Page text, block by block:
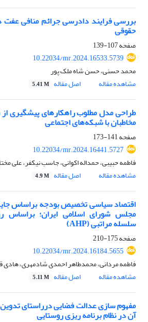
بررسی فرایند دادرسی جرائم منافی عفت
حقوقی
صفحه107-139
10.22034/mr.2024.16533.5739
محمد حسنی، حسن شاه ملک پور
مشاهده مقاله
اصل مقاله 5.41 M
طراحی مدل مطلوب راهکارهای پیشگیری
مخاطبان با شبکه‌های اجتماعی
صفحه141-173
10.22034/mr.2024.16441.5727
فاطمه حبیبی، حمداله اکوانی، جاسب نیکفر، علی
مشاهده مقاله
اصل مقاله 4.9 M
اقتصاد سیاسی تخصیص بودجه بر‌اساس
مجلس شورای اسلامی ایران؛ برا‌ساس
سلسله مراتبی (AHP)
صفحه175-210
10.22034/mr.2024.16184.5655
فاطمه مردانی، محمدطاهر احمدی شادمهری،
مشاهده مقاله
اصل مقاله 5.11 M
مفهوم سازی عدالت فضایی درراستای
آن در نظام برنامه ریزی روستایی